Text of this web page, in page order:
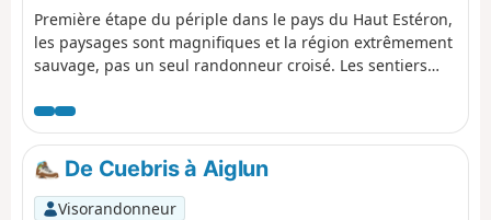
Première étape du périple dans le pays du Haut Estéron,
les paysages sont magnifiques et la région extrêmement
sauvage, pas un seul randonneur croisé. Les sentiers
pour rejoindre Amirat (gîte communal) en passant par la
montagne de Charamel et le village des Mujouls.
De Cuebris à Aiglun
Visorandonneur